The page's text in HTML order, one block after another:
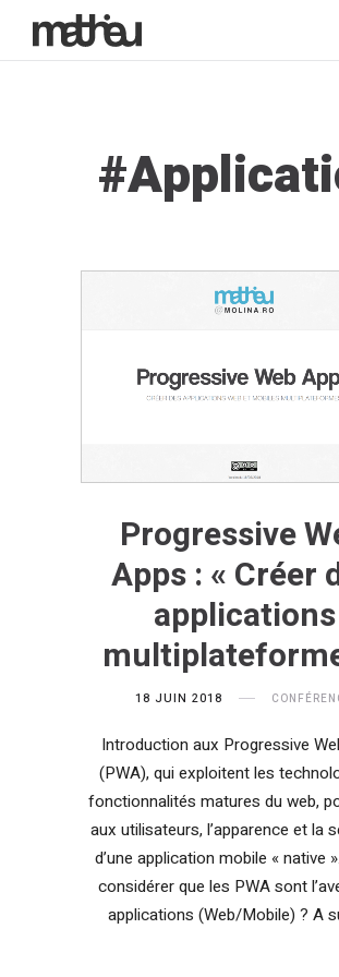
Tag:
Progressive
Apps : « Créer
applications
18 JUIN 2018
Introduction aux Progressive
(PWA), qui exploitent les
fonctionnalités matures du web,
aux utilisateurs, l’apparence et la
d’une application mobile « native
considérer que les PWA sont
applications (Web/Mobile) ? A